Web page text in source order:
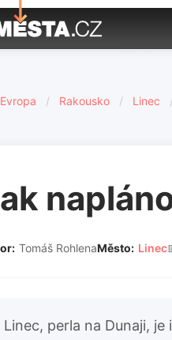
Evropa / Rakousko / Linec /
Tomáš RohlenaMěsto: Linec
Linec, perla na Dunaji,